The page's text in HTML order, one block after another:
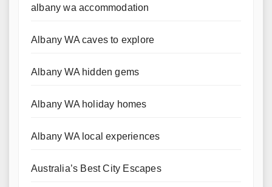
albany wa accommodation
Albany WA caves to explore
Albany WA hidden gems
Albany WA holiday homes
Albany WA local experiences
Australia’s Best City Escapes